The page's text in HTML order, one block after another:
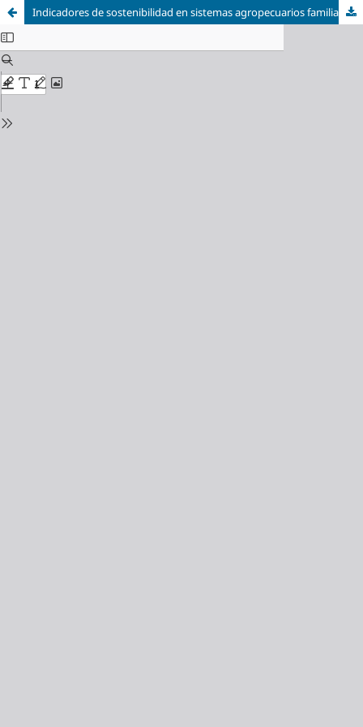
Indicadores de sostenibilidad en sistemas agropecuarios familiares: estudio de caso en Chimborazo, Ecuador